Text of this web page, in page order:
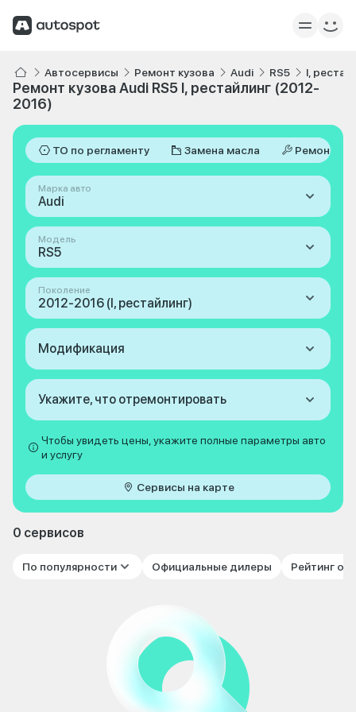
Автосервисы Ремонт кузова Audi RS5 I,
Ремонт кузова Audi RS5 I, рестайлинг (2012-
2016)
ТО по регламенту Замена масла Ремонт
Марка авто
Audi
Модель
RS5
Поколение
2012-2016 (I, рестайлинг)
Модификация
Укажите, что отремонтировать
Чтобы увидеть цены, укажите полные параметры авто
и услугу
Сервисы на карте
0 сервисов
По популярности Официальные дилеры Рейтинг